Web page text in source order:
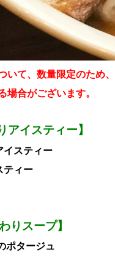
いて、数量限定のため、
場合がございます。
アイスティー】
イスティー
ティー
りスープ】
ポタージュ